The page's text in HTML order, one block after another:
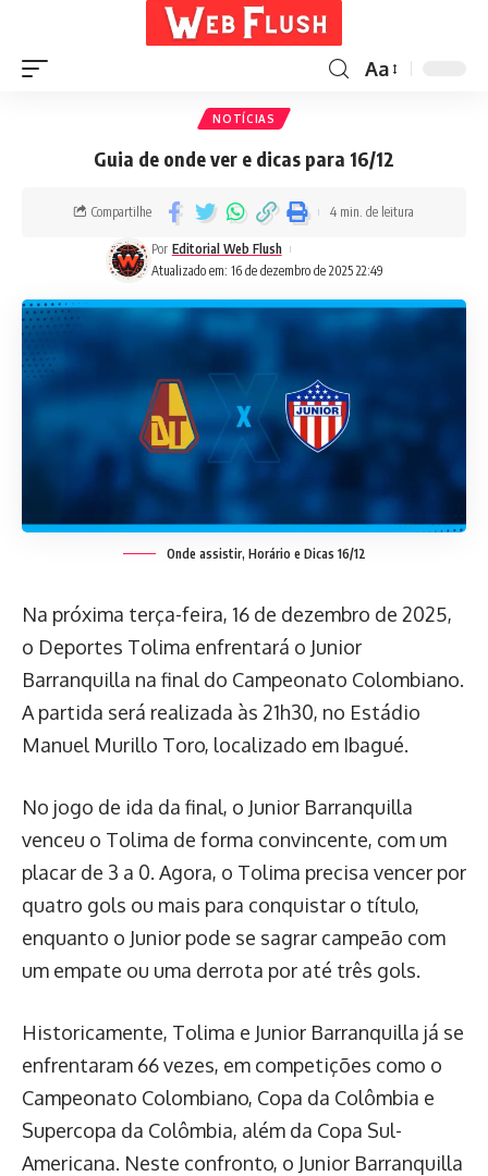
Aa
NOTÍCIAS
Guia de onde ver e dicas para 16/12
Atualizado em: 16 de dezembro de 2025 22:49
Por Editorial Web Flush
Compartilhe 4 min. de leitura
Onde assistir, Horário e Dicas 16/12
Na próxima terça-feira, 16 de dezembro de 2025,
o Deportes Tolima enfrentará o Junior
Barranquilla na final do Campeonato Colombiano.
A partida será realizada às 21h30, no Estádio
Manuel Murillo Toro, localizado em Ibagué.
No jogo de ida da final, o Junior Barranquilla
venceu o Tolima de forma convincente, com um
placar de 3 a 0. Agora, o Tolima precisa vencer por
quatro gols ou mais para conquistar o título,
enquanto o Junior pode se sagrar campeão com
um empate ou uma derrota por até três gols.
Historicamente, Tolima e Junior Barranquilla já se
enfrentaram 66 vezes, em competições como o
Campeonato Colombiano, Copa da Colômbia e
Supercopa da Colômbia, além da Copa Sul-
Americana. Neste confronto, o Junior Barranquilla